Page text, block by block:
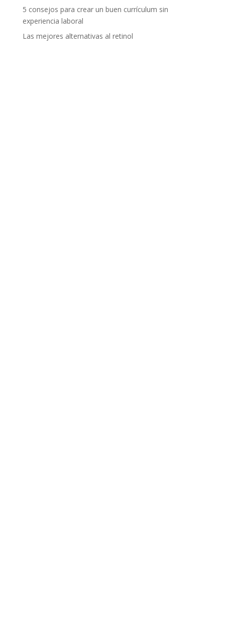
5 consejos para crear un buen currículum sin
experiencia laboral
Las mejores alternativas al retinol